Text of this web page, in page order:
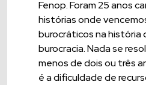
Fenop. Foram 25 anos
histórias onde
burocráticos na história
burocracia. Nada se
menos de dois ou três
é a dificuldade de